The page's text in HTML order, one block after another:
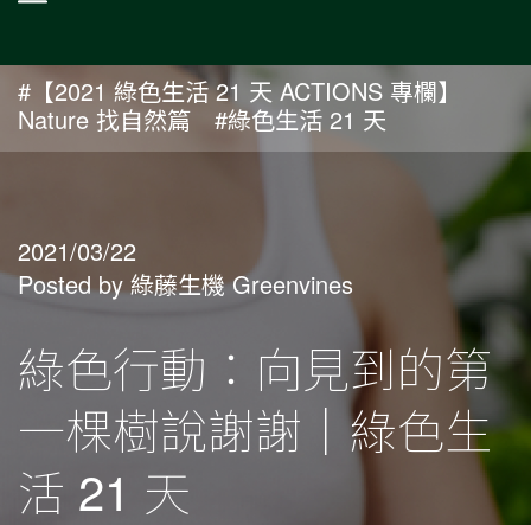
2021/03/22
Posted by 綠藤生機 Greenvines
#【2021 綠色生活 21 天 ACTIONS 專欄】
Nature 找自然篇
#綠色生活 21 天
綠色行動：向見到的第
一棵樹說謝謝｜綠色生
活 21 天